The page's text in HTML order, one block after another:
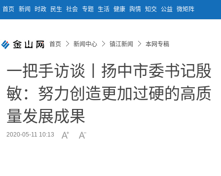
首页 新闻 时政 民生 社会 专题 生活 健康 舆情 知交 公益 微矩阵
首页 新闻中心 镇江新闻 本网专稿
一把手访谈丨扬中市委书记殷
敏：努力创造更加过硬的高质
量发展成果
2020-05-11 10:13